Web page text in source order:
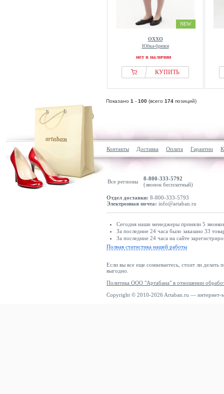
NEW
OXXO
Юбка-брюки
нет в наличии
КУПИТЬ
Показано 1 - 100 (всего 174 позиций)
Контакты Доставка Оплата Гарантии
Все регионы
8-800-333-5792
(звонок бесплатный)
Отдел доставки: 8-800-333-5793
Электронная почта: info@artaban.ru
Сегодня наши менеджеры приняли 5
За последние 24 часа было заказано 33
За последние 24 часа на сайте
Полная статистика нашей работы
Если вы все еще сомневаетесь, стоит ли делать
выгодно.
Политика ООО "Артабана" в отношении
Copyright © 2010-2026 Artaban.ru — интернет-